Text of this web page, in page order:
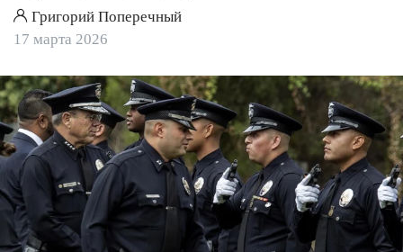
Григорий Поперечный
17 марта 2026